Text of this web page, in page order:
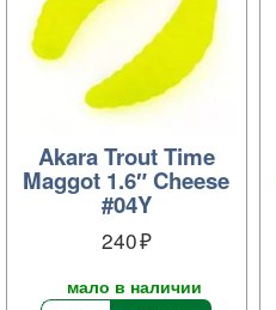
Akara Trout Time
Maggot 1.6″ Cheese
#04Y
240
мало в наличии